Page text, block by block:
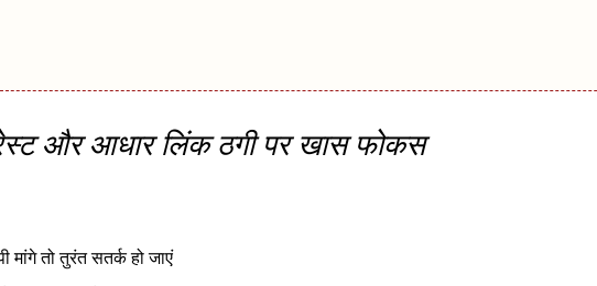
और आधार लिंक ठगी पर खास फोकस
तो तुरंत सतर्क हो जाएं